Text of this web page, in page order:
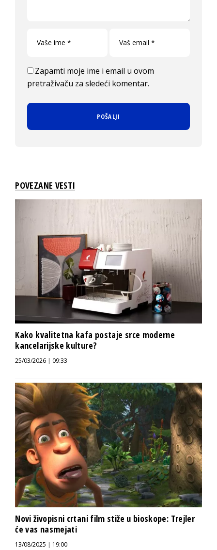
Zapamti moje ime i email u ovom
pretraživaču za sledeći komentar.
POVEZANE VESTI
Kako kvalitetna kafa postaje srce moderne
kancelarijske kulture?
25/03/2026 | 09:33
Novi živopisni crtani film stiže u bioskope: Trejler
će vas nasmejati
13/08/2025 | 19:00